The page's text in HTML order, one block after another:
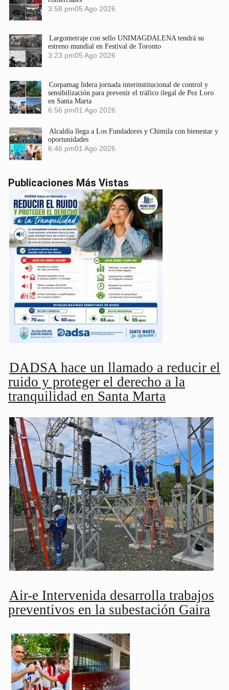
3:58 pm05 Ago 2026
Largometraje con sello UNIMAGDALENA tendrá su
estreno mundial en Festival de Toronto
3:23 pm05 Ago 2026
Corpamag lidera jornada interinstitucional de control y
sensibilización para prevenir el tráfico ilegal de Pez Loro
en Santa Marta
6:56 pm01 Ago 2026
Alcaldía llega a Los Fundadores y Chimila con bienestar y
oportunidades
6:46 pm01 Ago 2026
Publicaciones Más Vistas
DADSA hace un llamado a reducir el
ruido y proteger el derecho a la
tranquilidad en Santa Marta
Air-e Intervenida desarrolla trabajos
preventivos en la subestación Gaira